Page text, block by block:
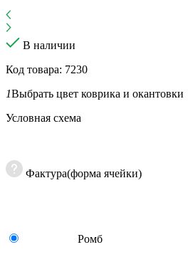
В наличии
Код товара: 7230
1Выбрать цвет коврика и окантовки
Условная схема
Фактура(форма ячейки)
Ромб